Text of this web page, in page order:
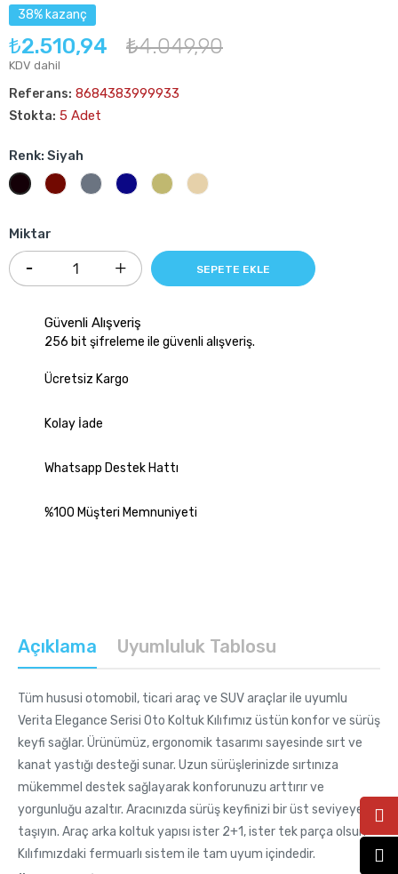
38% kazanç
₺2.510,94 ₺4.049,90
KDV dahil
Referans: 8684383999933
Stokta: 5 Adet
Renk: Siyah
Siyah BordoGri Mavi Haki Krem
Miktar
SEPETE EKLE
Güvenli Alışveriş
256 bit şifreleme ile güvenli alışveriş.
Ücretsiz Kargo
Kolay İade
Whatsapp Destek Hattı
%100 Müşteri Memnuniyeti
Açıklama Uyumluluk Tablosu
Tüm hususi otomobil, ticari araç ve SUV araçlar ile uyumlu
Verita Elegance Serisi Oto Koltuk Kılıfımız üstün konfor ve sürüş
keyfi sağlar. Ürünümüz, ergonomik tasarımı sayesinde sırt ve
kanat yastığı desteği sunar. Uzun sürüşlerinizde sırtınıza
mükemmel destek sağlayarak konforunuzu arttırır ve
yorgunluğu azaltır. Aracınızda sürüş keyfinizi bir üst seviyeye
taşıyın. Araç arka koltuk yapısı ister 2+1, ister tek parça olsun
Kılıfımızdaki fermuarlı sistem ile tam uyum içindedir.